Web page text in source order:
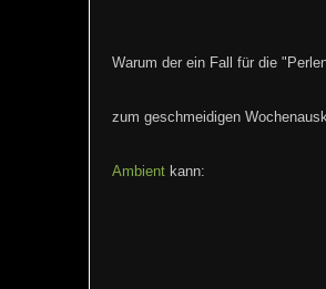
Warum der ein Fall für die
zum geschmeidigen
Ambient kann: